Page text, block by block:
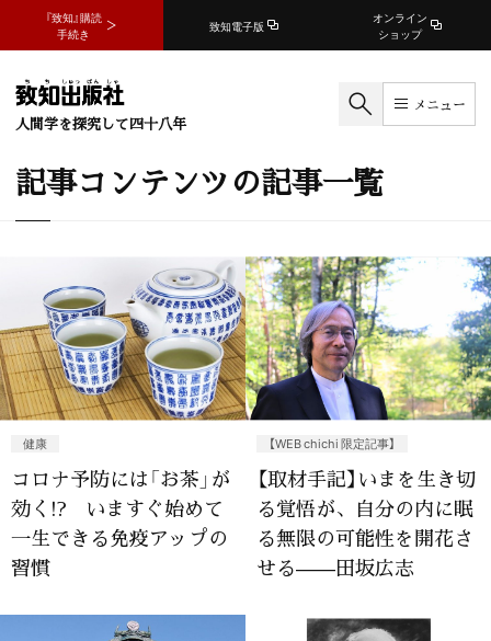
『致知』購読
手続き
致知電子版
オンライン
ショップ
人間学を探究して四十八年
メニュー
記事コンテンツの記事一覧
健康
コロナ予防には「お茶」が
効く!? いますぐ始めて
一生できる免疫アップの
習慣
【WEB chichi 限定記事】
【取材手記】いまを生き切
る覚悟が、自分の内に眠
る無限の可能性を開花さ
せる——田坂広志